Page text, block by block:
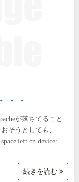
・・
が落ちてること
そうとしても、
left on device:
続きを読む